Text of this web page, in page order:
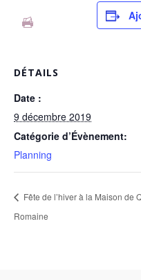
DÉTAILS
Date :
9 décembre 2019
Catégorie d’Évènement:
Planning
Fête de l’hiver à la Maison de
Romaine